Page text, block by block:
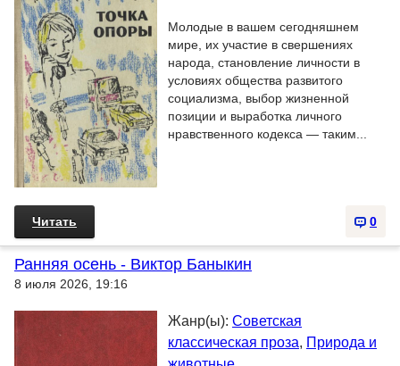
Молодые в вашем сегодняшнем
мире, их участие в свершениях
народа, становление личности в
условиях общества развитого
социализма, выбор жизненной
позиции и выработка личного
нравственного кодекса — таким...
0
Читать
Ранняя осень - Виктор Баныкин
8 июля 2026, 19:16
Жанр(ы): Советская
классическая проза, Природа и